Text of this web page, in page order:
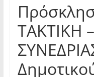
ΤΑΚΤΙΚΗ